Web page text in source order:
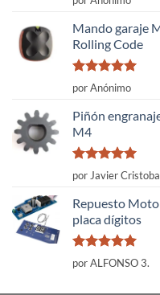
con
Mando garaje
Rolling Code
Valorado
con
por Anónimo
Piñón
M4
Valorado
con
por Javier
Repuesto
placa dígitos
Valorado
con
por ALFONSO 3.